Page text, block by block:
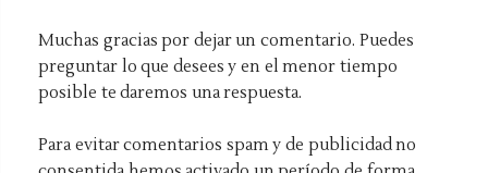
Muchas gracias por dejar un comentario. Puedes
preguntar lo que desees y en el menor tiempo
posible te daremos una respuesta.
Para evitar comentarios spam y de publicidad no